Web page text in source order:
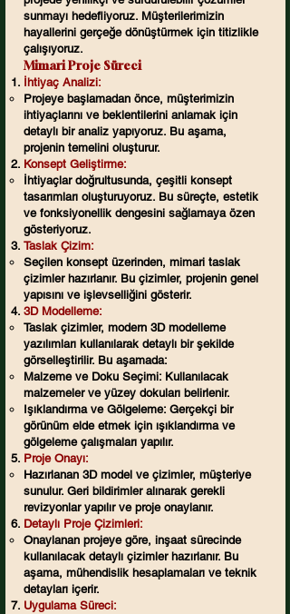
sunmayı hedefliyoruz. Müşterilerimizin
hayallerini gerçeğe dönüştürmek için titizlikle
çalışıyoruz.
Mimari Proje Süreci
İhtiyaç Analizi:
Projeye başlamadan önce, müşterimizin
ihtiyaçlarını ve beklentilerini anlamak için
detaylı bir analiz yapıyoruz. Bu aşama,
projenin temelini oluşturur.
Konsept Geliştirme:
İhtiyaçlar doğrultusunda, çeşitli konsept
tasarımları oluşturuyoruz. Bu süreçte, estetik
ve fonksiyonellik dengesini sağlamaya özen
gösteriyoruz.
Taslak Çizim:
Seçilen konsept üzerinden, mimari taslak
çizimler hazırlanır. Bu çizimler, projenin genel
yapısını ve işlevselliğini gösterir.
3D Modelleme:
Taslak çizimler, modern 3D modelleme
yazılımları kullanılarak detaylı bir şekilde
görselleştirilir. Bu aşamada:
Malzeme ve Doku Seçimi: Kullanılacak
malzemeler ve yüzey dokuları belirlenir.
Işıklandırma ve Gölgeleme: Gerçekçi bir
görünüm elde etmek için ışıklandırma ve
gölgeleme çalışmaları yapılır.
Proje Onayı:
Hazırlanan 3D model ve çizimler, müşteriye
sunulur. Geri bildirimler alınarak gerekli
revizyonlar yapılır ve proje onaylanır.
Detaylı Proje Çizimleri:
Onaylanan projeye göre, inşaat sürecinde
kullanılacak detaylı çizimler hazırlanır. Bu
aşama, mühendislik hesaplamaları ve teknik
detayları içerir.
Uygulama Süreci: